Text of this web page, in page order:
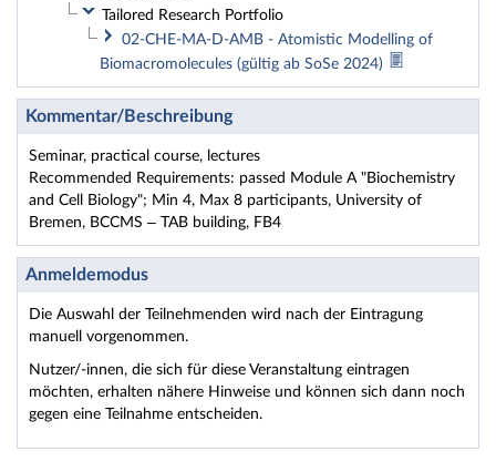
Tailored Research Portfolio
02-CHE-MA-D-AMB - Atomistic Modelling of
Biomacromolecules (gültig ab SoSe 2024)
Kommentar/Beschreibung
Seminar, practical course, lectures
Recommended Requirements: passed Module A "Biochemistry
and Cell Biology"; Min 4, Max 8 participants, University of
Bremen, BCCMS – TAB building, FB4
Anmeldemodus
Die Auswahl der Teilnehmenden wird nach der Eintragung
manuell vorgenommen.
Nutzer/-innen, die sich für diese Veranstaltung eintragen
möchten, erhalten nähere Hinweise und können sich dann noch
gegen eine Teilnahme entscheiden.